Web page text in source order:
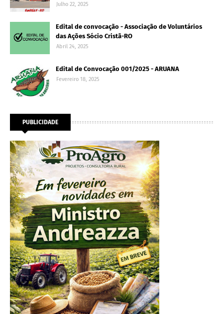
Julho 22, 2025
Edital de convocação - Associação de Voluntários
das Ações Sócio Cristã-RO
Abril 24, 2025
Edital de Convocação 001/2025 - ARUANA
Fevereiro 18, 2025
PUBLICIDADE